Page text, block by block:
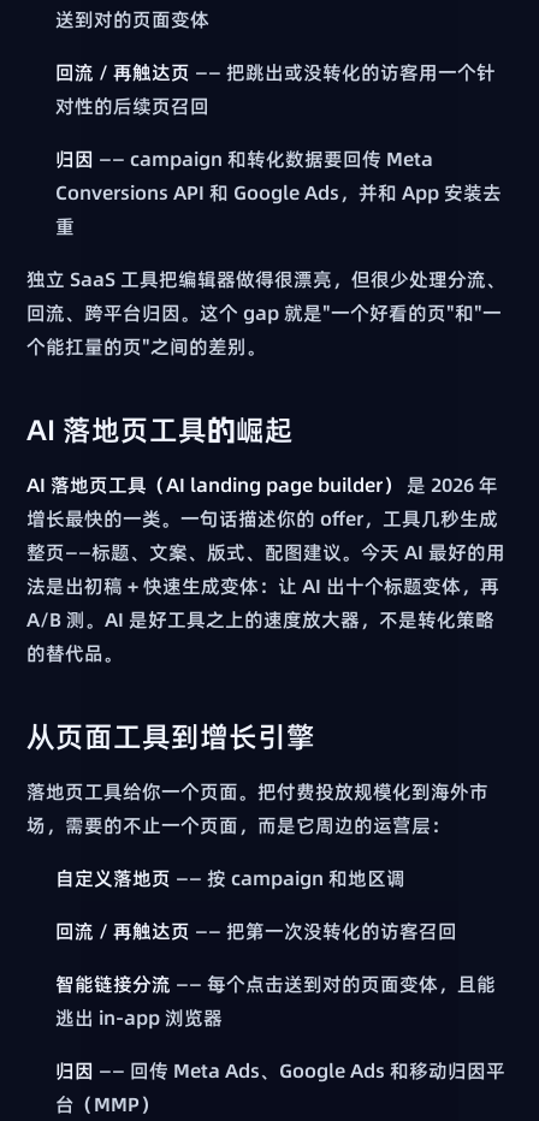
送到对的页面变体
回流 / 再触达页 —— 把跳出或没转化的访客用一个针
对性的后续页召回
归因 —— campaign 和转化数据要回传 Meta
Conversions API 和 Google Ads，并和 App 安装去
重
独立 SaaS 工具把编辑器做得很漂亮，但很少处理分流、
回流、跨平台归因。这个 gap 就是"一个好看的页"和"一
个能扛量的页"之间的差别。
AI 落地页工具的崛起
AI 落地页工具（AI landing page builder）
是 2026 年
增长最快的一类。一句话描述你的 offer，工具几秒生成
整页——标题、文案、版式、配图建议。今天 AI 最好的用
法是出初稿 + 快速生成变体：让 AI 出十个标题变体，再
A/B 测。AI 是好工具之上的速度放大器，不是转化策略
的替代品。
从页面工具到增长引擎
落地页工具给你一个页面。把付费投放规模化到海外市
场，需要的不止一个页面，而是它周边的运营层：
自定义落地页 —— 按 campaign 和地区调
回流 / 再触达页 —— 把第一次没转化的访客召回
智能链接分流 —— 每个点击送到对的页面变体，且能
逃出 in-app 浏览器
归因 —— 回传 Meta Ads、Google Ads 和移动归因平
台（MMP）